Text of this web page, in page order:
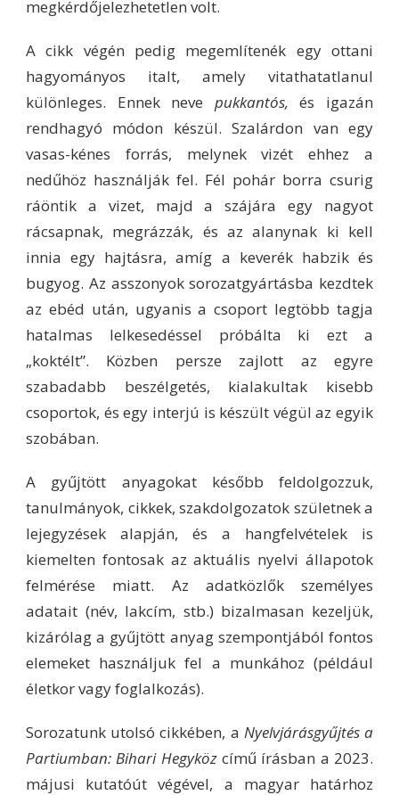
megkérdőjelezhetetlen volt.
A cikk végén pedig megemlítenék egy ottani
hagyományos italt, amely vitathatatlanul
különleges. Ennek neve pukkantós, és igazán
rendhagyó módon készül. Szalárdon van egy
vasas-kénes forrás, melynek vizét ehhez a
nedűhöz használják fel. Fél pohár borra csurig
ráöntik a vizet, majd a szájára egy nagyot
rácsapnak, megrázzák, és az alanynak ki kell
innia egy hajtásra, amíg a keverék habzik és
bugyog. Az asszonyok sorozatgyártásba kezdtek
az ebéd után, ugyanis a csoport legtöbb tagja
hatalmas lelkesedéssel próbálta ki ezt a
„koktélt”. Közben persze zajlott az egyre
szabadabb beszélgetés, kialakultak kisebb
csoportok, és egy interjú is készült végül az egyik
szobában.
A gyűjtött anyagokat később feldolgozzuk,
tanulmányok, cikkek, szakdolgozatok születnek a
lejegyzések alapján, és a hangfelvételek is
kiemelten fontosak az aktuális nyelvi állapotok
felmérése miatt. Az adatközlők személyes
adatait (név, lakcím, stb.) bizalmasan kezeljük,
kizárólag a gyűjtött anyag szempontjából fontos
elemeket használjuk fel a munkához (például
életkor vagy foglalkozás).
Sorozatunk utolsó cikkében, a Nyelvjárásgyűjtés a
Partiumban: Bihari Hegyközcímű írásban a 2023.
májusi kutatóút végével, a magyar határhoz